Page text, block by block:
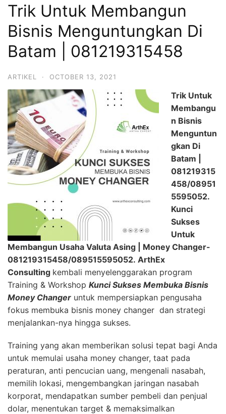
Trik Untuk Membangun
Bisnis Menguntungkan Di
Batam | 081219315458
ARTIKEL · OCTOBER 13, 2021
Trik Untuk
Membangu
n Bisnis
Menguntun
gkan Di
Batam |
081219315
458/08951
5595052.
Kunci
Sukses
Untuk
Membangun Usaha Valuta Asing | Money Changer-
081219315458/089515595052. ArthEx
Consulting kembali menyelenggarakan program
Training & Workshop Kunci Sukses Membuka Bisnis
Money Changer untuk mempersiapkan pengusaha
fokus membuka bisnis money changer dan strategi
menjalankan-nya hingga sukses.
Training yang akan memberikan solusi tepat bagi Anda
untuk memulai usaha money changer, taat pada
peraturan, anti pencucian uang, mengenali nasabah,
memilih lokasi, mengembangkan jaringan nasabah
korporat, mendapatkan sumber pembeli dan penjual
dolar, menentukan target & memaksimalkan